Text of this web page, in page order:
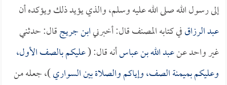
إلى رسول الله صلى الله عليه وسلم، والذي يؤيد ذلك ويؤكده أن
عبد الرزاقفي كتابه المصنف قال: أخبرنيابن جريجقال: حدثني
غير واحد عنعبد الله بن عباسأنه قال: (عليكم بالصف الأول،
وعليكم بميمنة الصف، وإياكم والصلاة بين السواري)، جعله من